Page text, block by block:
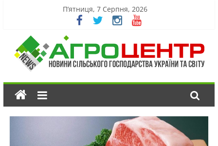
П’ятниця, 7 Серпня, 2026